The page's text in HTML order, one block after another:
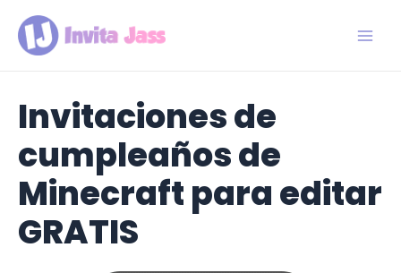
contenido
Invitaciones de
cumpleaños de
Minecraft para editar
GRATIS